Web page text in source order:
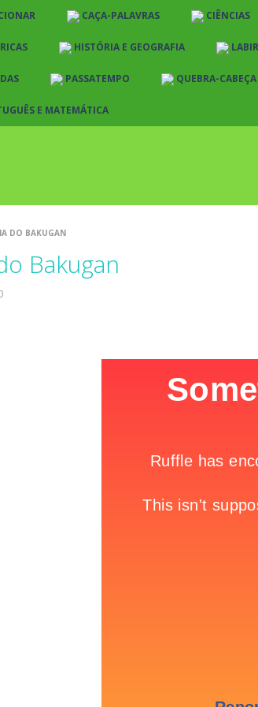
CAÇA-PALAVRAS CIÊNCIAS
HISTÓRIA E GEOGRAFIA
PASSATEMPO QUEBRA-CABEÇA
E MATEMÁTICA
DO BAKUGAN
Bakugan